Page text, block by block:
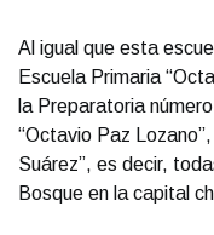
Al igual que esta
Escuela Primaria
la Preparatoria
“Octavio Paz
Suárez”, es decir,
Bosque en la capital